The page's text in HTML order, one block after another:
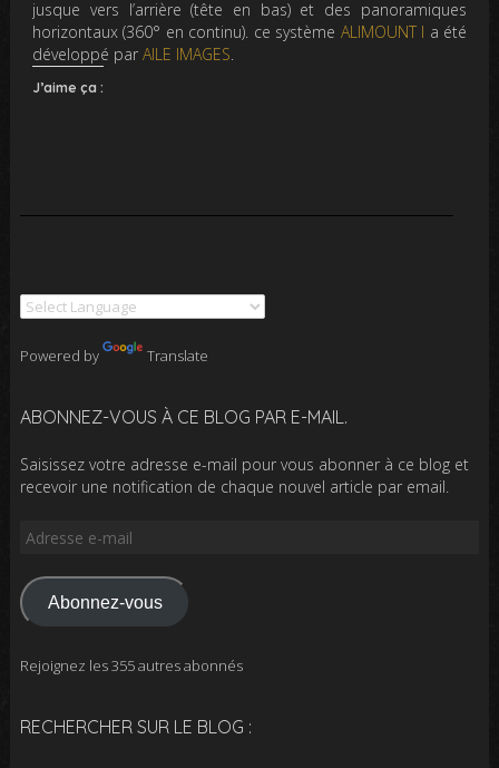
jusque vers l’arrière (tête en bas) et des panoramiques
horizontaux (360° en continu). ce système ALIMOUNT I a été
développé parAILE IMAGES.
J’aime ça :
Powered by Translate
ABONNEZ-VOUS À CE BLOG PAR E-MAIL.
Saisissez votre adresse e-mail pour vous abonner à ce blog et
recevoir une notification de chaque nouvel article par email.
Adresse
mail
Abonnez-vous
Rejoignez les 355 autres abonnés
RECHERCHER SUR LE BLOG :